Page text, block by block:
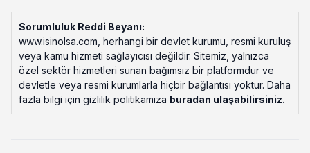
Sorumluluk Reddi Beyanı:
www.isinolsa.com, herhangi bir devlet kurumu, resmi kuruluş
veya kamu hizmeti sağlayıcısı değildir. Sitemiz, yalnızca
özel sektör hizmetleri sunan bağımsız bir platformdur ve
devletle veya resmi kurumlarla hiçbir bağlantısı yoktur. Daha
fazla bilgi için gizlilik politikamıza buradan ulaşabilirsiniz.